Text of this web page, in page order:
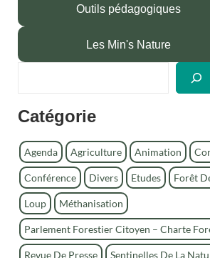
Outils pédagogiques
Les Min's Nature
h
r
c
e
r
Catégorie
Agenda Agriculture Animation
Conférence Divers Etudes Forêt
Loup Méthanisation
Parlement Forestier Citoyen – Charte
Revue De Presse Sentinelles De La